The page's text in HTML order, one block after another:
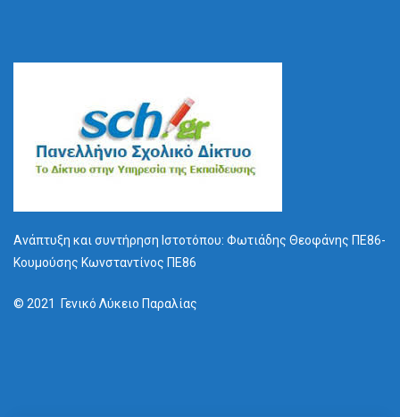
Ανάπτυξη και συντήρηση Ιστοτόπου: Φωτιάδης Θεοφάνης ΠΕ86-
Κουμούσης Κωνσταντίνος ΠΕ86
© 2021 Γενικό Λύκειο Παραλίας